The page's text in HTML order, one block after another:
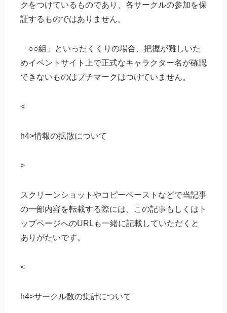
クをつけているものであり、各サークルの参加を保
証するものではありません。
「○○組」といったくくりの場合、把握が難しいた
めイベントサイト上で正式なキャラクター名が確認
できないものはプチマークはつけていません。
<
h4>情報の拡散について
>
スクリーンショットやコピーペーストなどで当記事
の一部内容を転載する際には、この記事もしくはト
ップページへのURLも一緒に記載していただくと
ありがたいです。
<
h4>サークル数の集計について